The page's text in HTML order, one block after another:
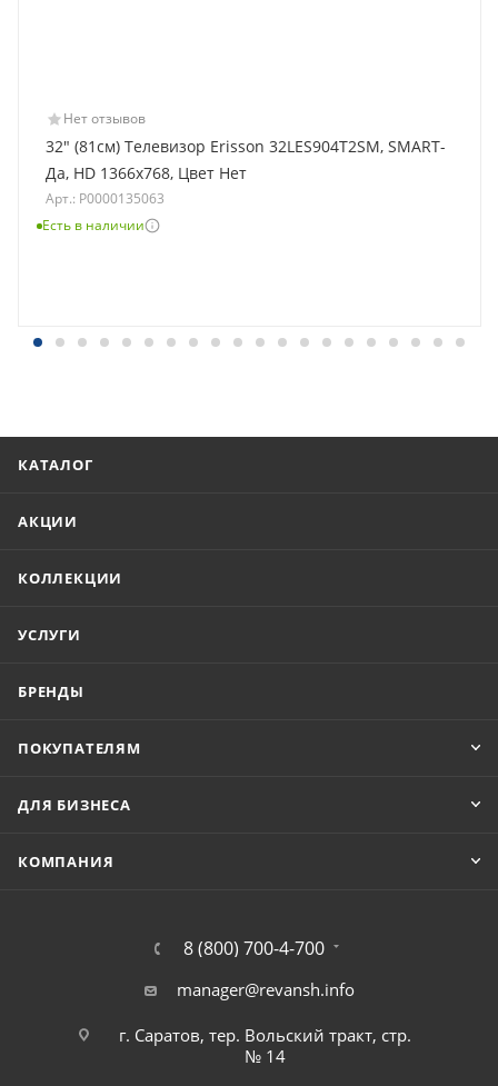
Нет отзывов
32" (81см) Телевизор Erisson 32LES904T2SM, SMART-
Да, HD 1366x768, Цвет Нет
Арт.: Р0000135063
Есть в наличии
КАТАЛОГ
АКЦИИ
КОЛЛЕКЦИИ
УСЛУГИ
БРЕНДЫ
ПОКУПАТЕЛЯМ
ДЛЯ БИЗНЕСА
КОМПАНИЯ
8 (800) 700-4-700
manager@revansh.info
г. Саратов, тер. Вольский тракт, стр.
№ 14